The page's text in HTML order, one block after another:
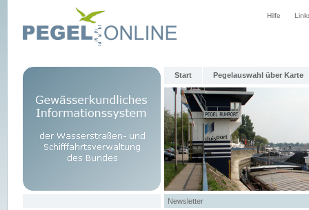
Hilfe
Start Pegelauswahl über Karte
Newsletter